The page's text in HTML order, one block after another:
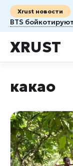
Xrust новости
XRUST
какао